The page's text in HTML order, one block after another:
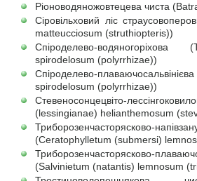
Ріоноводяножовтецева чиста
Сіровільховий ліс
matteucciosum (struthiopteris))
Спіроделево-
spirodelosum (polyrrhizae))
Спіроделево-
spirodelosum (polyrrhizae))
Стевеносонцецвіто-
(lessingianae) helianthemosum
Триборозенчасторясково-
(Ceratophylletum (submersi)
Триборозенчасторясково-
(Salvinietum (natantis) lemnosum